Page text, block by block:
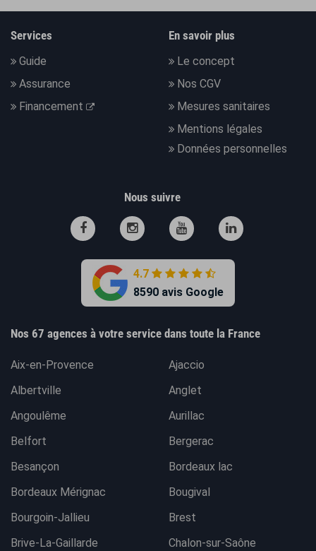
Services
Guide
Assurance
Financement
En savoir plus
Le concept
Nos CGV
Mesures sanitaires
Mentions légales
Données personnelles
Nous suivre
4.7
8590 avis Google
Nos 67 agences à votre service dans toute la France
Aix-en-Provence
Ajaccio
Albertville
Anglet
Angoulême
Aurillac
Belfort
Bergerac
Besançon
Bordeaux lac
Bordeaux Mérignac
Bougival
Bourgoin-Jallieu
Brest
Brive-La-Gaillarde
Chalon-sur-Saône